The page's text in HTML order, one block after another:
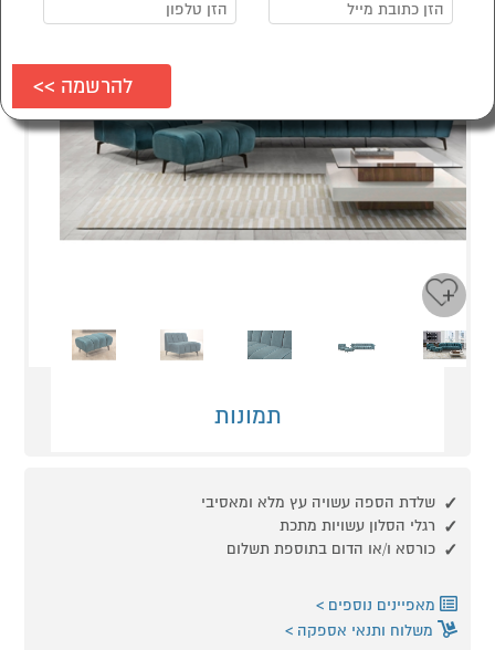
תמונות
שלדת הספה עשויה עץ מלא ומאסיבי
רגלי הסלון עשויות מתכת
כורסא ו/או הדום בתוספת תשלום
מאפיינים נוספים
משלוח ותנאי אספקה